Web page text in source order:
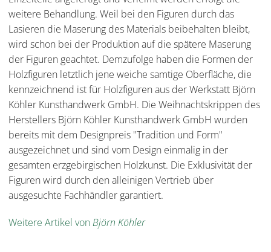
weitere Behandlung. Weil bei den Figuren durch das
Lasieren die Maserung des Materials beibehalten bleibt,
wird schon bei der Produktion auf die spätere Maserung
der Figuren geachtet. Demzufolge haben die Formen der
Holzfiguren letztlich jene weiche samtige Oberfläche, die
kennzeichnend ist für Holzfiguren aus der Werkstatt Björn
Köhler Kunsthandwerk GmbH. Die Weihnachtskrippen des
Herstellers Björn Köhler Kunsthandwerk GmbH wurden
bereits mit dem Designpreis "Tradition und Form"
ausgezeichnet und sind vom Design einmalig in der
gesamten erzgebirgischen Holzkunst. Die Exklusivität der
Figuren wird durch den alleinigen Vertrieb über
ausgesuchte Fachhändler garantiert.
Weitere Artikel vonBjörn Köhler